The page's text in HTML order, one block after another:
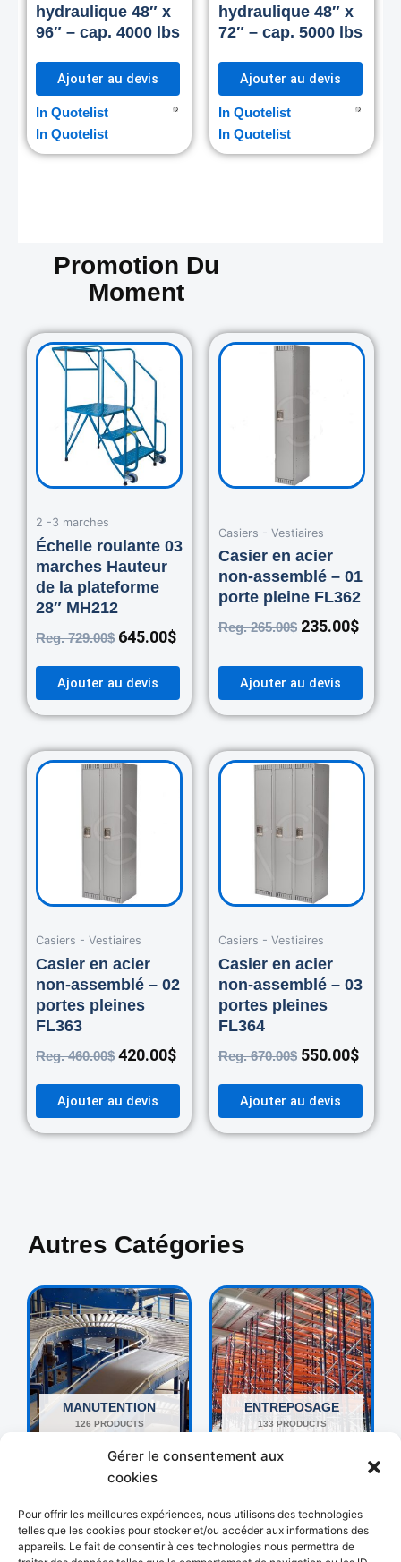
Gérer le consentement aux
cookies
Pour offrir les meilleures expériences, nous utilisons des technologies
telles que les cookies pour stocker et/ou accéder aux informations des
appareils. Le fait de consentir à ces technologies nous permettra de
hydraulique 48″ x
96″ – cap. 4000 lbs
Ajouter au devis
In Quotelist
In Quotelist
hydraulique 48″ x
72″ – cap. 5000 lbs
Ajouter au devis
In Quotelist
In Quotelist
Promotion Du
Moment
2 -3 marches
Échelle roulante 03
marches Hauteur
de la plateforme
28″ MH212
Reg.729.00$
Original
price
was:
729.00$.
645.00$
Current
price
Ajouter au devis
Casiers - Vestiaires
Casier en acier
non-assemblé – 01
porte pleine FL362
Reg.265.00$
Original
235.00$
price
Ajouter au devis
Casiers - Vestiaires
Casier en acier
non-assemblé – 02
portes pleines
FL363
Reg.460.00$
Original
420.00$
Current
price
Ajouter au devis
Casiers - Vestiaires
Casier en acier
non-assemblé – 03
portes pleines
FL364
Reg.670.00$
Original
550.00$
price
Ajouter au devis
Autres Catégories
MANUTENTION
126 PRODUCTS
ENTREPOSAGE
133 PRODUCTS